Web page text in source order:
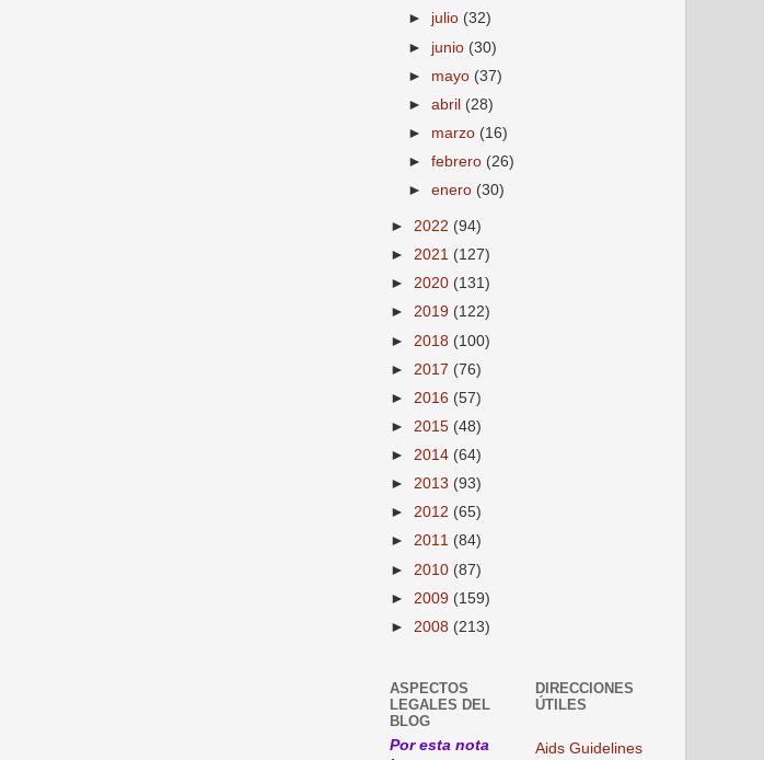
► julio (32)
► junio (30)
► mayo (37)
►abril (28)
► marzo (16)
►febrero (26)
►enero (30)
► 2022 (94)
► 2021 (127)
► 2020 (131)
► 2019 (122)
► 2018 (100)
► 2017 (76)
► 2016 (57)
► 2015 (48)
► 2014 (64)
► 2013 (93)
► 2012 (65)
► 2011 (84)
► 2010 (87)
► 2009 (159)
► 2008 (213)
ASPECTOS
LEGALES DEL
BLOG
Por esta nota
DIRECCIONES
ÚTILES
Aids Guidelines